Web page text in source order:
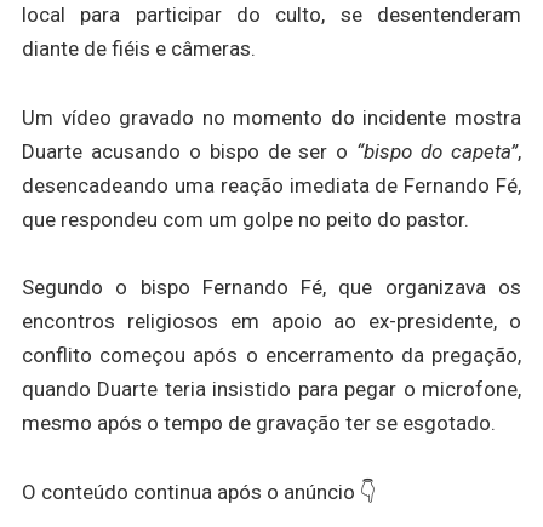
local para participar do culto, se desentenderam
diante de fiéis e câmeras.
Um vídeo gravado no momento do incidente mostra
Duarte acusando o bispo de ser o “bispo do capeta”,
desencadeando uma reação imediata de Fernando Fé,
que respondeu com um golpe no peito do pastor.
Segundo o bispo Fernando Fé, que organizava os
encontros religiosos em apoio ao ex-presidente, o
conflito começou após o encerramento da pregação,
quando Duarte teria insistido para pegar o microfone,
mesmo após o tempo de gravação ter se esgotado.
O conteúdo continua após o anúncio 👇